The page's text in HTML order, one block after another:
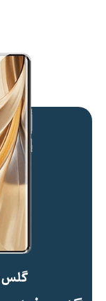
گلس